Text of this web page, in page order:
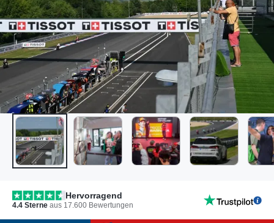
Hervorragend
4.4 Sterne aus 17.600 Bewertungen